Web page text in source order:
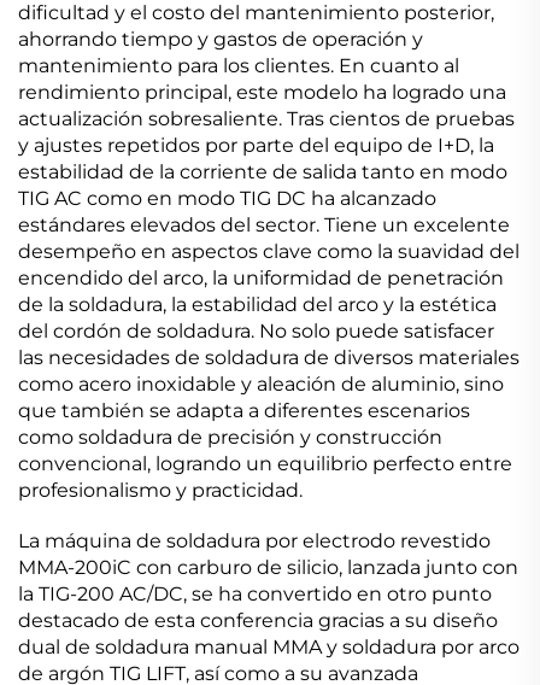
dificultad y el costo del mantenimiento posterior,
ahorrando tiempo y gastos de operación y
mantenimiento para los clientes. En cuanto al
rendimiento principal, este modelo ha logrado una
actualización sobresaliente. Tras cientos de pruebas
y ajustes repetidos por parte del equipo de I+D, la
estabilidad de la corriente de salida tanto en modo
TIG AC como en modo TIG DC ha alcanzado
estándares elevados del sector. Tiene un excelente
desempeño en aspectos clave como la suavidad del
encendido del arco, la uniformidad de penetración
de la soldadura, la estabilidad del arco y la estética
del cordón de soldadura. No solo puede satisfacer
las necesidades de soldadura de diversos materiales
como acero inoxidable y aleación de aluminio, sino
que también se adapta a diferentes escenarios
como soldadura de precisión y construcción
convencional, logrando un equilibrio perfecto entre
profesionalismo y practicidad.
La máquina de soldadura por electrodo revestido
MMA-200iC con carburo de silicio, lanzada junto con
la TIG-200 AC/DC, se ha convertido en otro punto
destacado de esta conferencia gracias a su diseño
dual de soldadura manual MMA y soldadura por arco
de argón TIG LIFT, así como a su avanzada